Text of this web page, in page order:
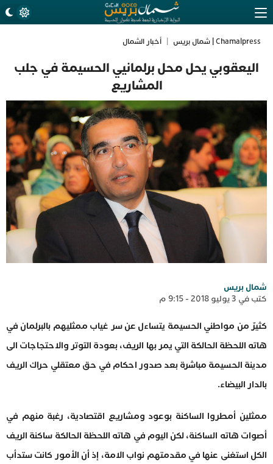
Chamalpress | شمال بريس أخبار الشمال
اليعقوبي يحل محل برلمانيي الحسيمة في جلب
المشاريع
شمال بريس
كتب في 3 يوليو 2018 - 9:15 م
كثيرٌ من مواطني الحسيمة يتساءل عن سر غياب ممثليهم بالبرلمان في
هاته اللحظة الحالكة التي يمر بها الريف، بعودة التوتر والاحتجاجات الى
مدينة الحسيمة مباشرة بعد صدور احكام في حق معتقلي حراك الريف
بالدار البيضاء.
ممثلين أمطروا الساكنة بوعود ومشاريع اقتصادية، رغبة منهم في
أصوات هاته الساكنة، لكن اليوم في هاته اللحظة الحالكة ساكنة الريف
الكل استغنى عنها في مقدمتهم نواب الامة، إذ أن الأمور كانت ستدأب